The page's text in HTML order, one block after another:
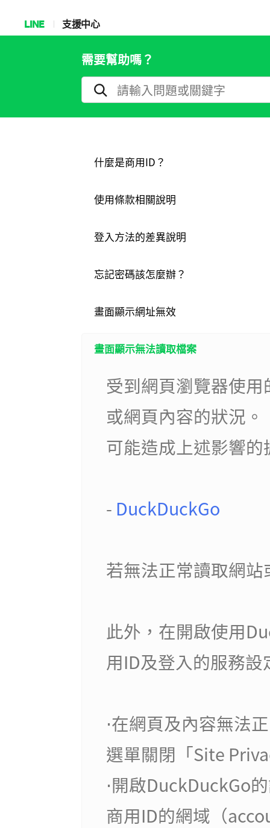
LINE 支援中心
需要幫助嗎？
什麼是商用ID？
使用條款相關說明
登入方法的差異說明
忘記密碼該怎麼辦？
畫面顯示網址無效
畫面顯示無法讀取檔案
受到網頁瀏覽器使
或網頁內容的狀況。
可能造成上述影響
- DuckDuckGo
若無法正常讀取網
此外，在開啟使用
用ID及登入的服務
⋅在網頁及內容無法
選單關閉「Site
⋅開啟DuckDuckGo
商用ID的網域（